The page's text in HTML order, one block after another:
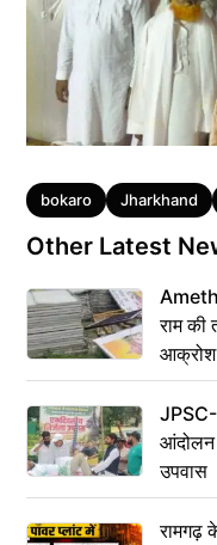
Tags
bokaro Jharkhand
Other Latest
Amethi
राम की
आक्रोश
आंदोलन
उपवास
रामगढ़